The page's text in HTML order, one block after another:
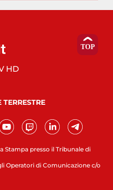
Stampa presso il Tribunale di
Operatori di Comunicazione c/o
HD